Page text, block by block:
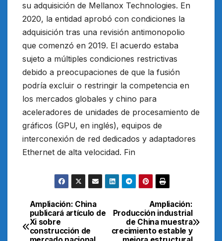
su adquisición de Mellanox Technologies. En
2020, la entidad aprobó con condiciones la
adquisición tras una revisión antimonopolio
que comenzó en 2019. El acuerdo estaba
sujeto a múltiples condiciones restrictivas
debido a preocupaciones de que la fusión
podría excluir o restringir la competencia en
los mercados globales y chino para
aceleradores de unidades de procesamiento de
gráficos (GPU, en inglés), equipos de
interconexión de red dedicados y adaptadores
Ethernet de alta velocidad. Fin
Navegación
de
Ampliación:
Producción industrial
de China muestra
crecimiento estable y
Ampliación: China
publicará artículo de
Xi sobre
construcción de